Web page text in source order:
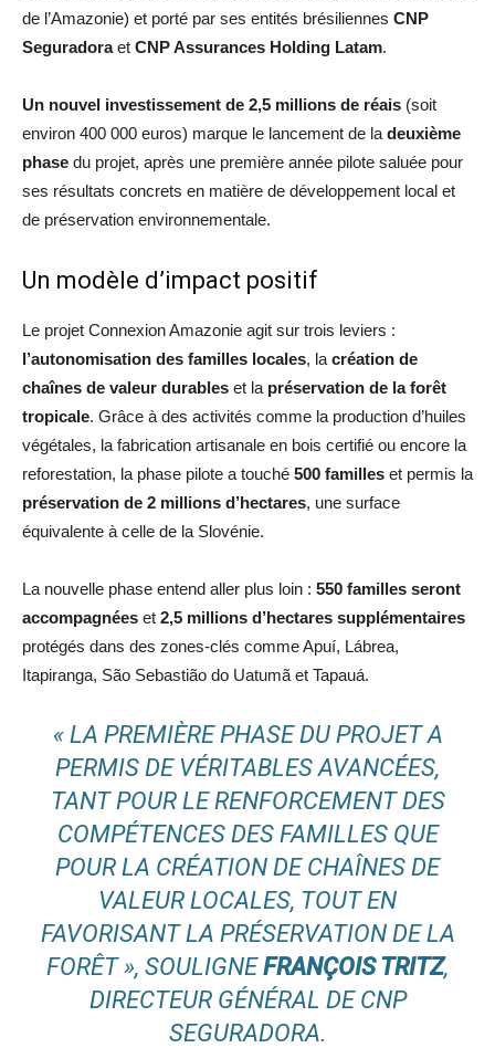
de l’Amazonie) et porté par ses entités brésiliennes CNP
Seguradoraet CNP Assurances Holding Latam.
Un nouvel investissement de 2,5 millions de réais (soit
environ 400 000 euros) marque le lancement de la deuxième
phase du projet, après une première année pilote saluée pour
ses résultats concrets en matière de développement local et
de préservation environnementale.
Un modèle d’impact positif
Le projet Connexion Amazonie agit sur trois leviers :
l’autonomisation des familles locales, la création de
chaînes de valeur durables et la préservation de la forêt
tropicale. Grâce à des activités comme la production d’huiles
végétales, la fabrication artisanale en bois certifié ou encore la
reforestation, la phase pilote a touché 500 familles et permis la
préservation de 2 millions d’hectares, une surface
équivalente à celle de la Slovénie.
La nouvelle phase entend aller plus loin : 550 familles seront
accompagnées et 2,5 millions d’hectares supplémentaires
protégés dans des zones-clés comme Apuí, Lábrea,
Itapiranga, São Sebastião do Uatumã et Tapauá.
« LA PREMIÈRE PHASE DU PROJET A
PERMIS DE VÉRITABLES AVANCÉES,
TANT POUR LE RENFORCEMENT DES
COMPÉTENCES DES FAMILLES QUE
POUR LA CRÉATION DE CHAÎNES DE
VALEUR LOCALES, TOUT EN
FAVORISANT LA PRÉSERVATION DE LA
FORÊT », SOULIGNEFRANÇOIS TRITZ,
DIRECTEUR GÉNÉRAL DE CNP
SEGURADORA.